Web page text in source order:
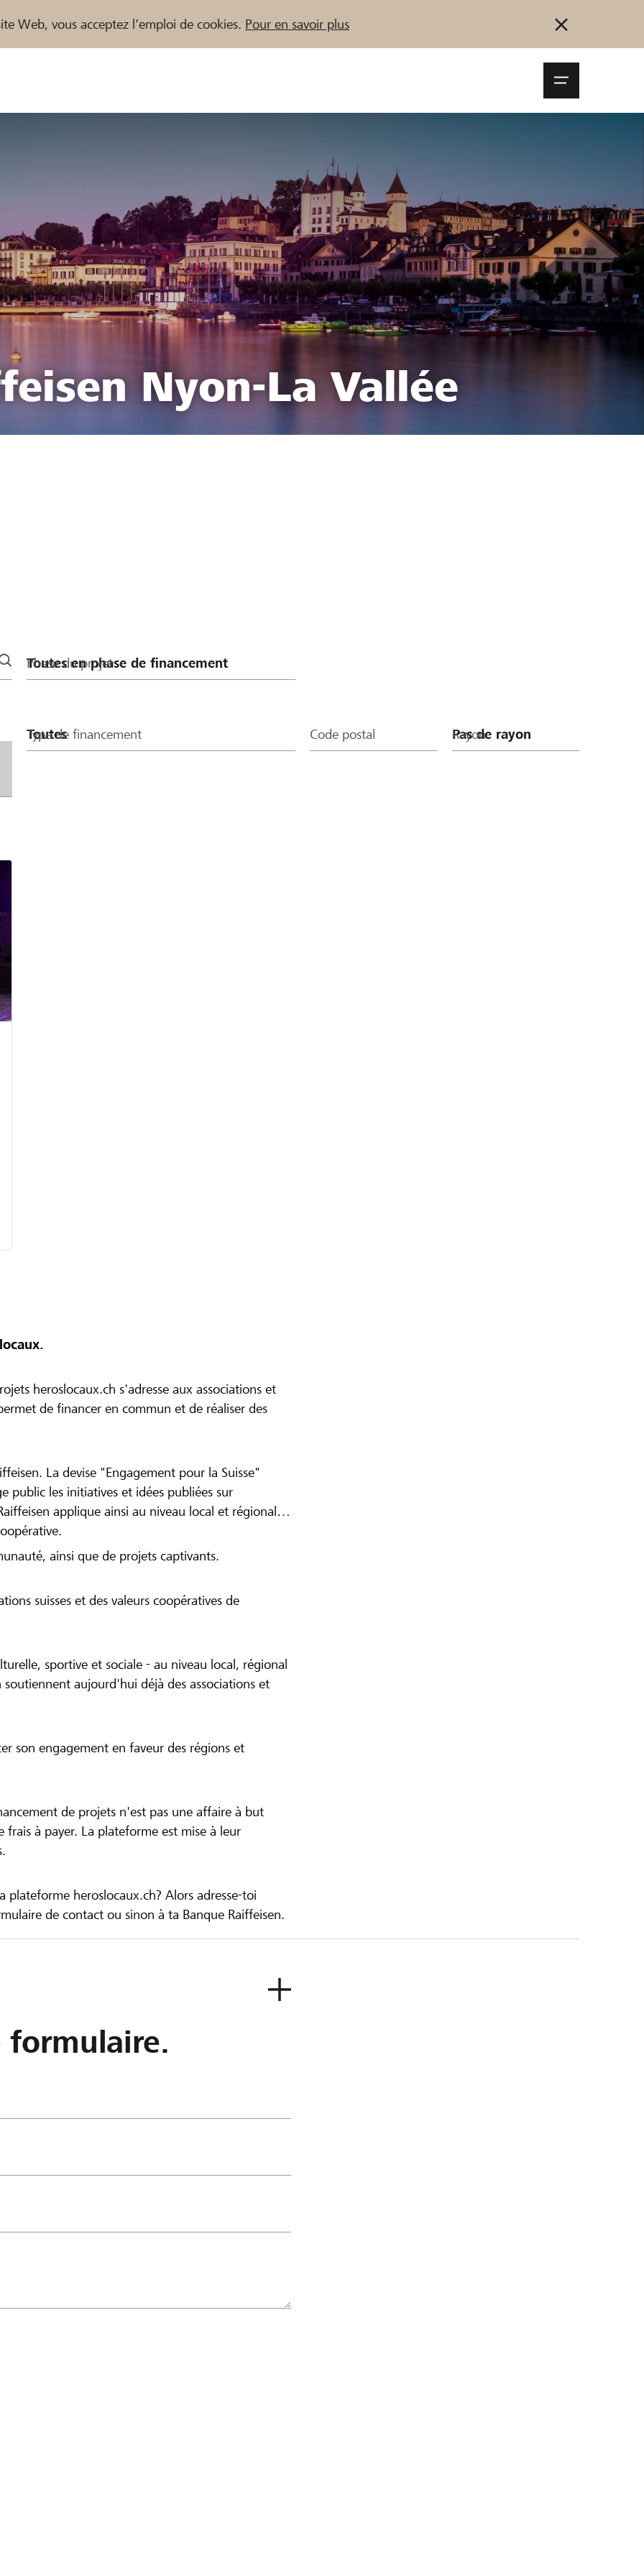
Web, vous acceptez l'emploi de cookies. Pour en savoir plus
Démarrez maintenant
Nyon-La Vallée
Phase du projet
Type de financement Code postal Rayon
heroslocaux.ch s'adresse aux associations et
de financer en commun et de réaliser des
La devise "Engagement pour la Suisse"
public les initiatives et idées publiées sur
applique ainsi au niveau local et régional
ainsi que de projets captivants.
suisses et des valeurs coopératives de
sportive et sociale - au niveau local, régional
aujourd'hui déjà des associations et
son engagement en faveur des régions et
de projets n'est pas une affaire à but
à payer. La plateforme est mise à leur
plateforme heroslocaux.ch? Alors adresse-toi
de contact ou sinon à ta Banque Raiffeisen.
formulaire.